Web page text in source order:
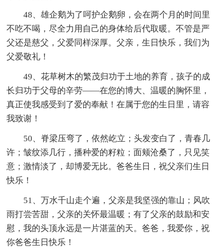
48、雄企鹅为了呵护企鹅卵，会在两个月的时间里
不吃不喝，尽全力用自己的身体给后代取暖。不管是严
父还是慈父，父爱同样深厚。父亲，生日快乐，我们为
父爱敬礼！
49、花草树木的繁茂归功于土地的养育，孩子的成
长归功于父母的辛劳——在您的博大、温暖的胸怀里，
真正使我感受到了爱的奉献！在属于您的生日里，请容
我致谢！
50、脊梁压弯了，依然屹立；头发变白了，青春几
许；皱纹添几行，播种爱的籽粒；面颊沧桑了，只见笑
意；激情淡了，却博爱无比。爸爸生日，祝父亲们生日
快乐！
51、万水千山走个遍，父亲是我坚强的靠山；风吹
雨打尝苦甜，父亲的关怀最温暖；有了父亲的鼓励和安
慰，我的头顶永远是一片湛蓝的天。爸爸，我爱你，祝
你爸爸生日快乐！